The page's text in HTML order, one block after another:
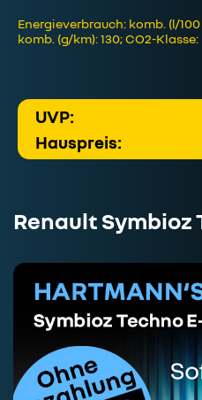
Energieverbrauch: komb. (l/
komb. (g/km): 130; CO2-
UVP:
Hauspreis:
Renault Symbioz